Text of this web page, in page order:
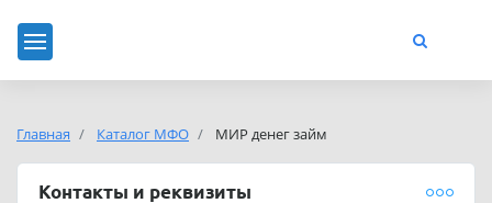
Главная Каталог МФО МИР денег займ
Контакты и реквизиты